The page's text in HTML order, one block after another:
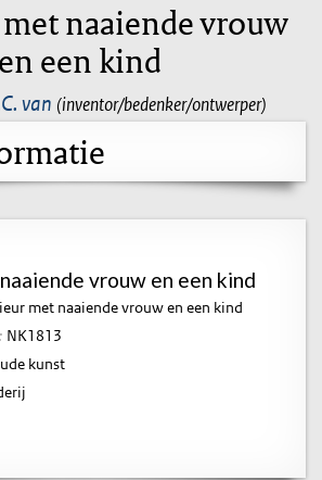
naaiende vrouw
en een kind
van (inventor/bedenker/ontwerper)
vrouw en een kind
met naaiende vrouw en een kind
NK1813
kunst